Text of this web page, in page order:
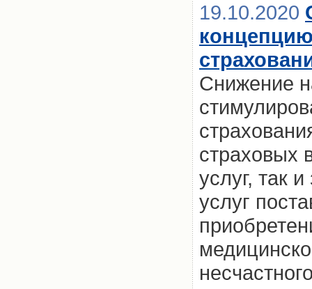
19.10.2020
Снижение
страховых
услуг, так
услуг